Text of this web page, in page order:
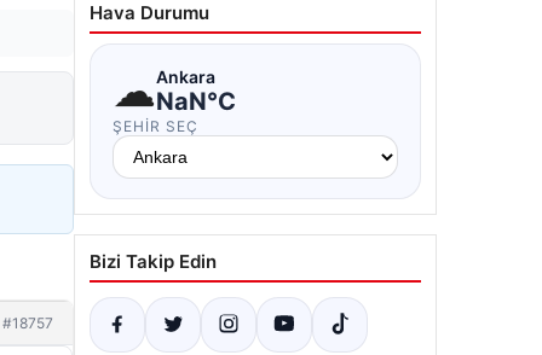
#18757
Hava Durumu
☁Ankara
NaN°C
ŞEHIR SEÇ
Bizi Takip Edin